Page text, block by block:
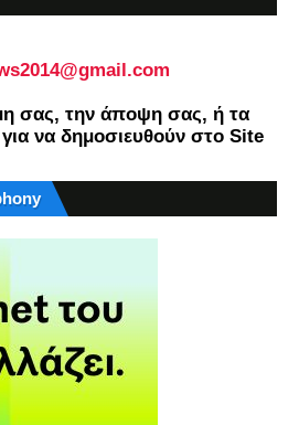
σας, την άποψη σας, ή τα
να δημοσιευθούν στο Site